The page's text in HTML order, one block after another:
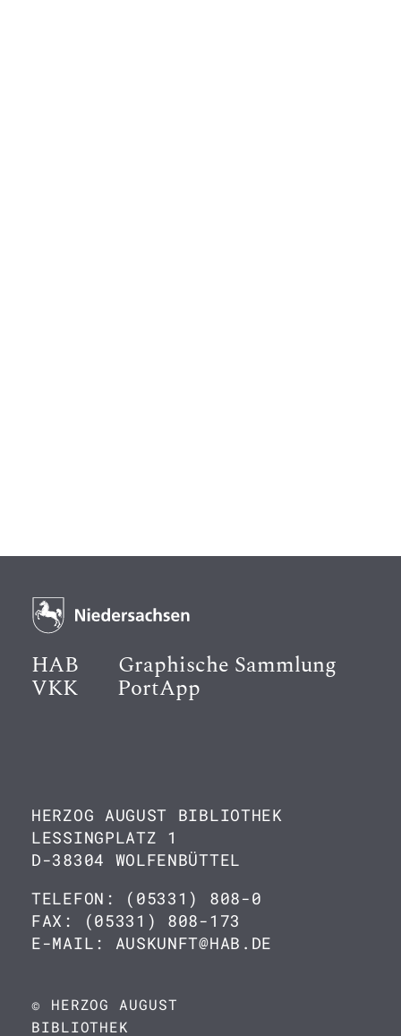
HAB Graphische Sammlung
VKK PortApp
HERZOG AUGUST BIBLIOTHEK
LESSINGPLATZ 1
D-38304 WOLFENBÜTTEL
TELEFON: (05331) 808-0
FAX: (05331) 808-173
E-MAIL: AUSKUNFT@HAB.DE
© HERZOG AUGUST
BIBLIOTHEK